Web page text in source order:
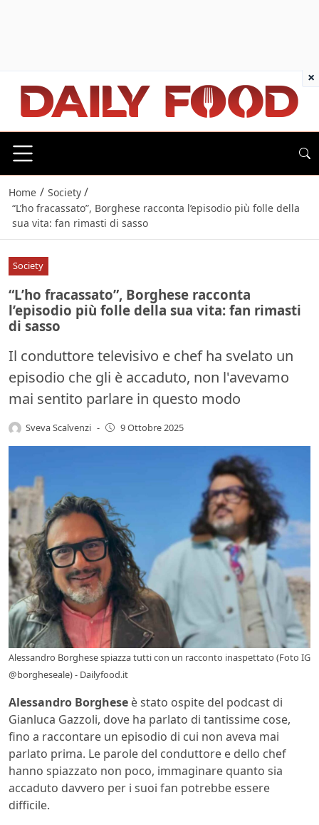
Home / Society /
“L’ho fracassato”, Borghese racconta l’episodio più folle della
sua vita: fan rimasti di sasso
Society
“L’ho fracassato”, Borghese racconta
l’episodio più folle della sua vita: fan rimasti
di sasso
Il conduttore televisivo e chef ha svelato un
episodio che gli è accaduto, non l'avevamo
mai sentito parlare in questo modo
Sveva Scalvenzi - 9 Ottobre 2025
Alessandro Borghese spiazza tutti con un racconto inaspettato (Foto IG
@borgheseale) - Dailyfood.it
Alessandro Borghese è stato ospite del podcast di
Gianluca Gazzoli, dove ha parlato di tantissime cose,
fino a raccontare un episodio di cui non aveva mai
parlato prima. Le parole del conduttore e dello chef
hanno spiazzato non poco, immaginare quanto sia
accaduto davvero per i suoi fan potrebbe essere
difficile.
×